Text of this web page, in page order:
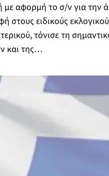
με αφορμή το σ/ν για την
στους ειδικούς
τόνισε τη
και της…